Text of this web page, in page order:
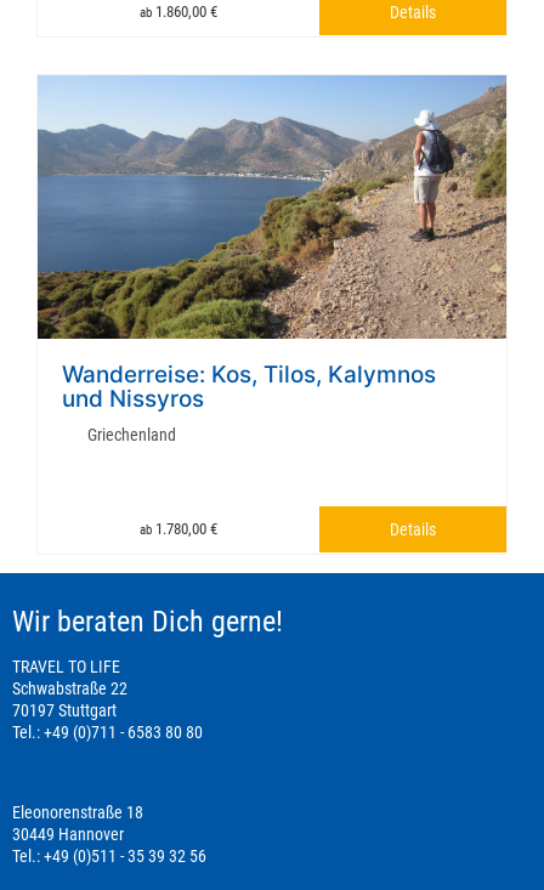
ab 1.860,00 € Details
Wanderreise: Kos, Tilos, Kalymnos
und Nissyros
Griechenland
ab 1.780,00 € Details
Wir beraten Dich gerne!
TRAVEL TO LIFE
Schwabstraße 22
70197 Stuttgart
Tel.: +49 (0)711 - 6583 80 80
Eleonorenstraße 18
30449 Hannover
Tel.: +49 (0)511 - 35 39 32 56